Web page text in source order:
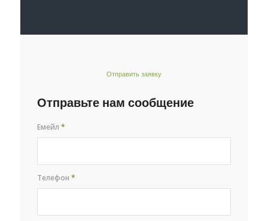
Отправить заявку
Отправьте нам сообщение
Емейл*
Телефон*